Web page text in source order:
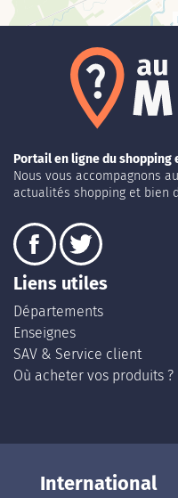
Portail en ligne du shopping
Nous vous accompagnons
actualités shopping et bien
Liens utiles
Départements
Enseignes
SAV & Service client
Où acheter vos produits ?
International